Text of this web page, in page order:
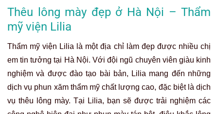
Thêu lông mày đẹp ở Hà Nội – Thẩm
mỹ viện Lilia
Thẩm mỹ viện Lilia là một địa chỉ làm đẹp được nhiều chị
em tin tưởng tại Hà Nội. Với đội ngũ chuyên viên giàu kinh
nghiệm và được đào tạo bài bản, Lilia mang đến những
dịch vụ phun xăm thẩm mỹ chất lượng cao, đặc biệt là dịch
vụ thêu lông mày. Tại Lilia, bạn sẽ được trải nghiệm các